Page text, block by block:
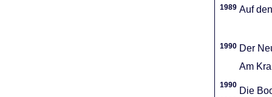
1989 Auf
1990 Der
Am
1990
Die